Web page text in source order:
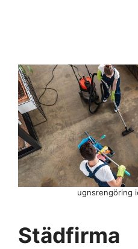
Städfirma
ugnsrengöring